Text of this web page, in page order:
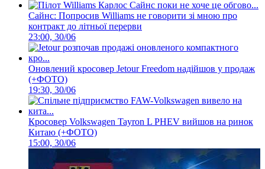
Сайнс: Попросив Williams не говорити зі мною про
контракт до літньої перерви
23:00, 30/06
Оновлений кросовер Jetour Freedom надійшов у продаж
(+ФОТО)
19:30, 30/06
Кросовер Volkswagen Tayron L PHEV вийшов на ринок
Китаю (+ФОТО)
15:00, 30/06